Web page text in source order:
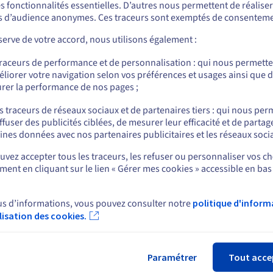
en bénéficiant de l'agilité nécessaire pour mener à bien votre
conservez également vos données en toute sécurité et
avec le règlement général sur la protection des données
vos délais de livraison
grâce à des processus automatisés. En utilisant plusieurs
des tâches limite le temps nécessaire pour réaliser
des données de la gestion de l'infrastructure
AI Training apporte une réponse à cette
aux équipes responsables des données de se concentrer sur
commander, rendez-vous sur le site de votre pays (États-Unis) et créez un
us.ovhcloud.com/public-cloud Anglais USD - $
ou
sur le site actuel
un autre site web
fonctionnalités essentielles. D’autres nous permettent de
d’audience anonymes. Ces traceurs sont exemptés de
de votre accord, nous utilisons également :
de performance et de personnalisation : qui nous
votre navigation selon vos préférences et usages ainsi que
la performance de nos pages ;
traceurs de réseaux sociaux et de partenaires tiers : qui nous
des publicités ciblées, de mesurer leur efficacité et de
données avec nos partenaires publicitaires et les réseaux
accepter tous les traceurs, les refuser ou personnaliser vos
en cliquant sur le lien « Gérer mes cookies » accessible en
d’informations, vous pouvez consulter notre politique
des cookies.
Paramétrer Tout